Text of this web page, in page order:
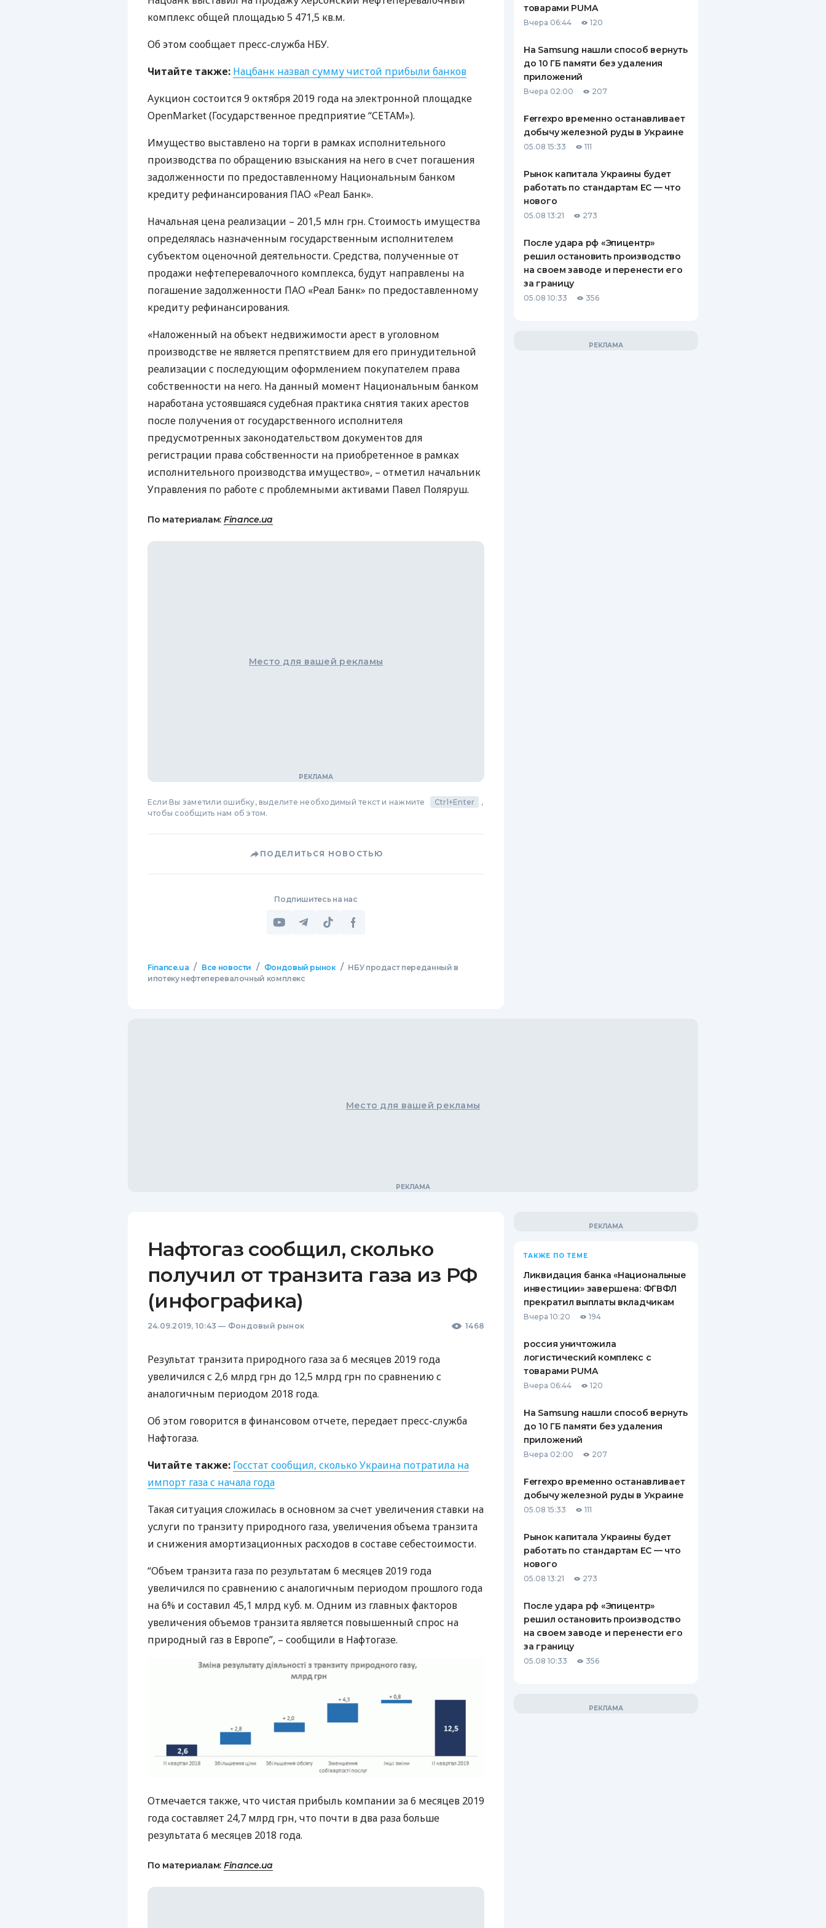
БАНКОВСКИМ КАРТАМ
ПУТЕВОДИТЕЛИ ПО
ВСЕ СТРАХОВЫЕ ПОЛИСЫ
СТРАХОВЫЕ КОМПАНИИ
КОМПАНИЯХ
комплекс общей площадью 5 471,5 кв.м.
Об этом сообщает пресс-служба НБУ.
Читайте также: Нацбанк назвал сумму чистой прибыли банков
Аукцион состоится 9 октября 2019 года на электронной площадке
OpenMarket (Государственное предприятие “СЕТАМ»).
Имущество выставлено на торги в рамках исполнительного
производства по обращению взыскания на него в счет погашения
задолженности по предоставленному Национальным банком
кредиту рефинансирования ПАО «Реал Банк».
Начальная цена реализации – 201,5 млн грн. Стоимость имущества
определялась назначенным государственным исполнителем
субъектом оценочной деятельности. Средства, полученные от
продажи нефтеперевалочного комплекса, будут направлены на
погашение задолженности ПАО «Реал Банк» по предоставленному
кредиту рефинансирования.
«Наложенный на объект недвижимости арест в уголовном
производстве не является препятствием для его принудительной
реализации с последующим оформлением покупателем права
собственности на него. На данный момент Национальным банком
наработана устоявшаяся судебная практика снятия таких арестов
после получения от государственного исполнителя
предусмотренных законодательством документов для
регистрации права собственности на приобретенное в рамках
исполнительного производства имущество», – отметил начальник
Управления по работе с проблемными активами Павел Поляруш.
По материалам: Finance.ua
Место для вашей рекламы
Если Вы заметили ошибку, выделите необходимый текст и нажмите Ctrl+Enter
,
чтобы сообщить нам об этом.
ПОДЕЛИТЬСЯ НОВОСТЬЮ
Подпишитесь на нас
Finance.ua / Все новости / Фондовый рынок / НБУ продаст переданный в
ипотеку нефтеперевалочный комплекс
товарами PUMA
Вчера 06:44 120
На Samsung нашли способ вернуть
до 10 ГБ памяти без удаления
приложений
Вчера 02:00 207
Ferrexpo временно останавливает
добычу железной руды в Украине
05.08 15:33 111
Рынок капитала Украины будет
работать по стандартам ЕС — что
нового
05.08 13:21 273
После удара рф «Эпицентр»
решил остановить производство
на своем заводе и перенести его
за границу
05.08 10:33 356
Место для вашей рекламы
Нафтогаз сообщил, сколько
получил от транзита газа из РФ
(инфографика)
24.09.2019, 10:43 — Фондовый рынок 1468
Результат транзита природного газа за 6 месяцев 2019 года
увеличился с 2,6 млрд грн до 12,5 млрд грн по сравнению с
аналогичным периодом 2018 года.
Об этом говорится в финансовом отчете, передает пресс-служба
Нафтогаза.
Читайте также: Госстат сообщил, сколько Украина потратила на
импорт газа с начала года
Такая ситуация сложилась в основном за счет увеличения ставки на
услуги по транзиту природного газа, увеличения объема транзита
и снижения амортизационных расходов в составе себестоимости.
“Объем транзита газа по результатам 6 месяцев 2019 года
увеличился по сравнению с аналогичным периодом прошлого года
на 6% и составил 45,1 млрд куб. м. Одним из главных факторов
увеличения объемов транзита является повышенный спрос на
природный газ в Европе”, – сообщили в Нафтогазе.
Отмечается также, что чистая прибыль компании за 6 месяцев 2019
года составляет 24,7 млрд грн, что почти в два раза больше
результата 6 месяцев 2018 года.
По материалам: Finance.ua
ТАКЖЕ ПО ТЕМЕ
Ликвидация банка «Национальные
инвестиции» завершена: ФГВФЛ
прекратил выплаты вкладчикам
Вчера 10:20 194
россия уничтожила
логистический комплекс с
товарами PUMA
Вчера 06:44 120
На Samsung нашли способ вернуть
до 10 ГБ памяти без удаления
приложений
Вчера 02:00 207
Ferrexpo временно останавливает
добычу железной руды в Украине
05.08 15:33 111
Рынок капитала Украины будет
работать по стандартам ЕС — что
нового
05.08 13:21 273
После удара рф «Эпицентр»
решил остановить производство
на своем заводе и перенести его
за границу
05.08 10:33 356